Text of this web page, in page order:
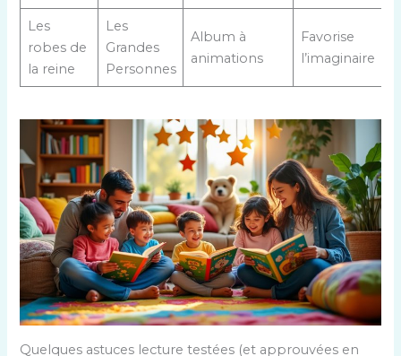
Les
robes de
la reine
Les
Grandes
Personnes
Album à
animations
Favorise
l’imaginaire
Quelques astuces lecture testées (et approuvées en